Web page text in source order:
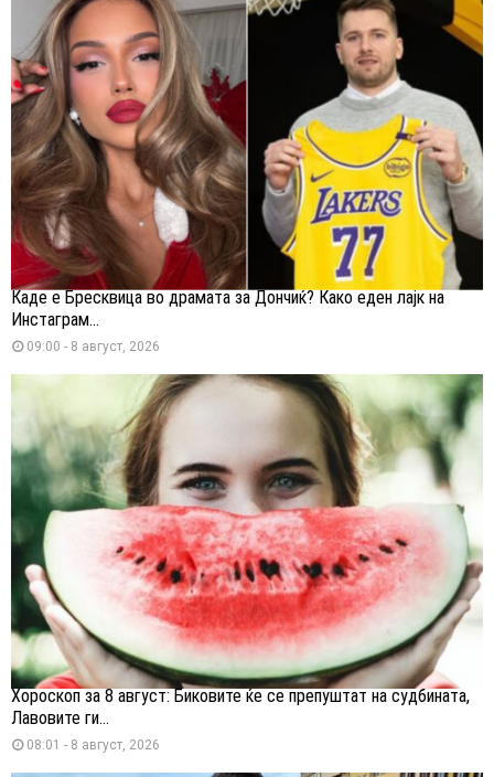
Каде е Бресквица во драмата за Дончиќ? Како еден лајк на
Инстаграм...
09:00 - 8 август, 2026
Хороскоп за 8 август: Биковите ќе се препуштат на судбината,
Лавовите ги...
08:01 - 8 август, 2026